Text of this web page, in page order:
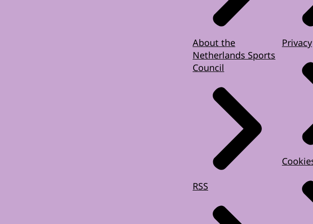
About the
Netherlands Sports
Council
RSS
Privacy